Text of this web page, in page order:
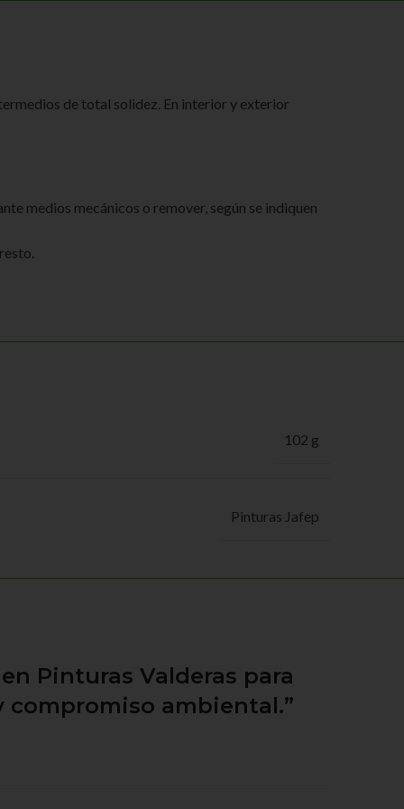
de total solidez. En interior y exterior
medios mecánicos o remover, según se indiquen
102 g
Pinturas Jafep
Pinturas Valderas para
compromiso ambiental.”